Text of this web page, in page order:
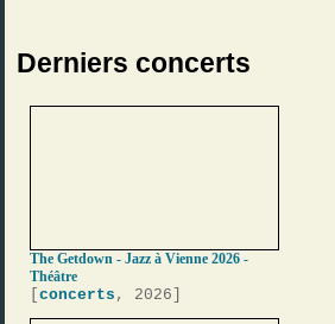
Derniers concerts
The Getdown - Jazz à Vienne 2026 -
Théâtre
[concerts , 2026]